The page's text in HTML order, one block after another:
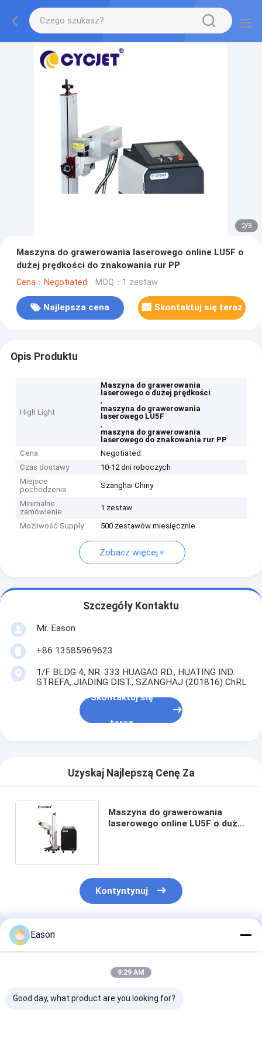
2/3
Maszyna do grawerowania laserowego online LU5F o
dużej prędkości do znakowania rur PP
Cena：Negotiated MOQ：1 zestaw
Najlepsza cena Skontaktuj się teraz
Opis Produktu
High Light
Maszyna do grawerowania
laserowego o dużej prędkości
,
maszyna do grawerowania
laserowego LU5F
,
maszyna do grawerowania
laserowego do znakowania rur PP
Cena
Negotiated
Czas dostawy
10-12 dni roboczych
Miejsce
pochodzenia
Szanghai Chiny
Minimalne
zamówienie
1 zestaw
Możliwość Supply 500 zestawów miesięcznie
Zobacz więcej
Szczegóły Kontaktu
Mr. Eason
+86 13585969623
1/F BLDG 4, NR. 333 HUAGAO RD., HUATING IND.
STREFA, JIADING DIST., SZANGHAJ (201816) ChRL
Skontaktuj się
teraz
Uzyskaj Najlepszą Cenę Za
Maszyna do grawerowania
laserowego online LU5F o dużej
Kontyntynuj
Polecane Produkty
Eason
9:29 AM
Good day, what product are you looking for?